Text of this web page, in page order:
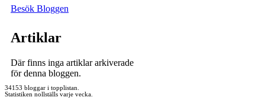
Besök Bloggen
Artiklar
Där finns inga artiklar arkiverade
för denna bloggen.
34153 bloggar i topplistan.
Statistiken nollställs varje vecka.